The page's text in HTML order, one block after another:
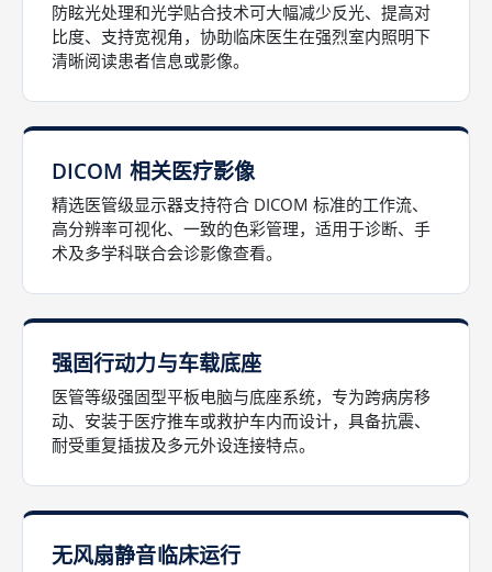
防眩光处理和光学贴合技术可大幅减少反光、提高对
比度、支持宽视角，协助临床医生在强烈室内照明下
清晰阅读患者信息或影像。
DICOM 相关医疗影像
精选医管级显示器支持符合 DICOM 标准的工作流、
高分辨率可视化、一致的色彩管理，适用于诊断、手
术及多学科联合会诊影像查看。
强固行动力与车载底座
医管等级强固型平板电脑与底座系统，专为跨病房移
动、安装于医疗推车或救护车内而设计，具备抗震、
耐受重复插拔及多元外设连接特点。
无风扇静音临床运行